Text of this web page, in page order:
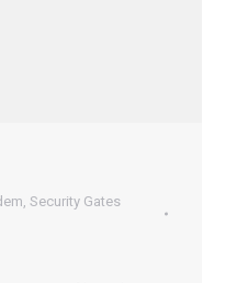
, Security Gates